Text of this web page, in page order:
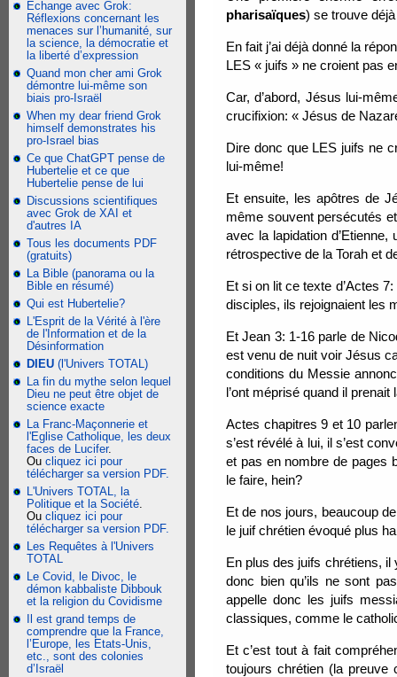
Échange avec Grok:
Réflexions concernant les
menaces sur l’humanité, sur
la science, la démocratie et
la liberté d’expression
Quand mon cher ami Grok
démontre lui-même son
biais pro-Israël
When my dear friend Grok
himself demonstrates his
pro-Israel bias
Ce que ChatGPT pense de
Hubertelie et ce que
Hubertelie pense de lui
Discussions scientifiques
avec Grok de XAI et
d'autres IA
Tous les documents PDF
(gratuits)
La Bible (panorama ou la
Bible en résumé)
Qui est Hubertelie?
L'Esprit de la Vérité à l'ère
de l'Information et de la
Désinformation
DIEU (l'Univers TOTAL)
La fin du mythe selon lequel
Dieu ne peut être objet de
science exacte
La Franc-Maçonnerie et
l'Eglise Catholique, les deux
faces de Lucifer.
Ou cliquez ici pour
télécharger sa version PDF.
L'Univers TOTAL, la
Politique et la Société.
Ou cliquez ici pour
télécharger sa version PDF.
Les Requêtes à l'Univers
TOTAL
Le Covid, le Divoc, le
démon kabbaliste Dibbouk
et la religion du Covidisme
Il est grand temps de
comprendre que la France,
l’Europe, les Etats-Unis,
etc., sont des colonies
d’Israël
pharisaïques) se trouve
En fait j’ai déjà donné la
LES « juifs » ne croient pas
Car, d’abord, Jésus lui-
crucifixion: « Jésus de
Dire donc que LES juifs ne
lui-même!
Et ensuite, les apôtres de
même souvent persécutés
avec la lapidation
rétrospective de la Torah et
Et si on lit ce texte d’Actes
disciples, ils rejoignaient les
Et Jean 3: 1-16 parle de
est venu de nuit voir Jésus
conditions du Messie
l’ont méprisé quand il
Actes chapitres 9 et 10
s’est révélé à lui, il s’est
et pas en nombre de pages
le faire, hein?
Et de nos jours, beaucoup
le juif chrétien évoqué plus
En plus des juifs chrétiens, il
donc bien qu’ils ne sont
appelle donc les juifs
classiques, comme le
Et c’est tout à fait
toujours chrétien (la preuve